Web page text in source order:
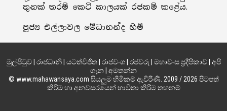
තුනක් තරම් කෙටි කාලයක් රජකම් කළේය.
පූජ්‍ය එල්ලාවල මේධානන්ද හිමි
මුල්පිටුව| රාජධානි| යටත්විජිත| රාජවංශ| රජවරු මහාවංස ප්‍රදීපිකාව| අපි
ගැන අමතන්න
© www.mahawansaya.com සියලුම හිමිකම් ඇවිරිණි. 2009 / 2026 පිටපත්
කිරීම හා අනවසරයෙන් භාවිතා කිරීම තහනම්